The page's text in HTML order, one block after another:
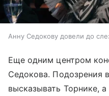
Анну Седокову довели до
Еще одним центром
Седокова. Подозрения
высказывать Торнике,